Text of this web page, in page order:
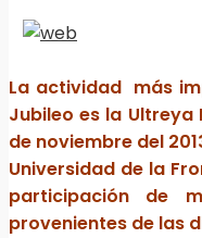
La actividad más
Jubileo es la Ultreya
de noviembre del
Universidad de la
participación de
provenientes de las